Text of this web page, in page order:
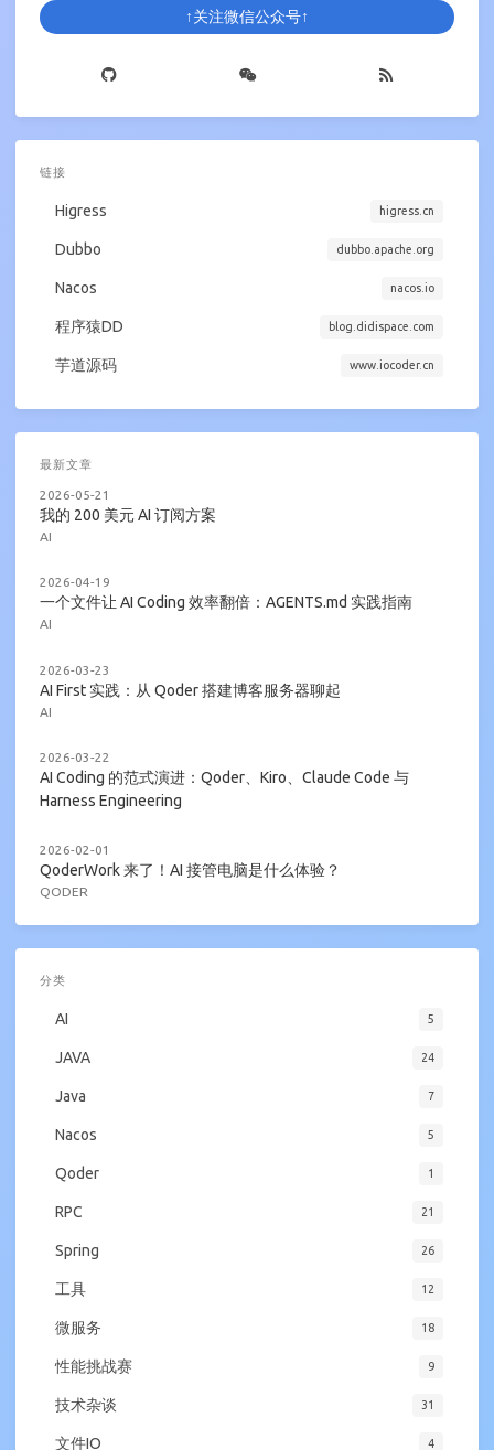
↑关注微信公众号↑
链接
Higress higress.cn
Dubbo dubbo.apache.org
Nacos nacos.io
程序猿DD blog.didispace.com
芋道源码 www.iocoder.cn
最新文章
2026-05-21
我的 200 美元 AI 订阅方案
AI
2026-04-19
一个文件让 AI Coding 效率翻倍：AGENTS.md 实践指南
AI
2026-03-23
AI First 实践：从 Qoder 搭建博客服务器聊起
AI
2026-03-22
AI Coding 的范式演进：Qoder、Kiro、Claude Code 与
Harness Engineering
2026-02-01
QoderWork 来了！AI 接管电脑是什么体验？
QODER
分类
AI 5
JAVA 24
Java 7
Nacos 5
Qoder 1
RPC 21
Spring 26
工具 12
微服务 18
性能挑战赛 9
技术杂谈 31
文件IO 4